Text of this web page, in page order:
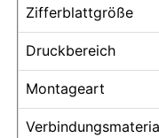
mit Flüssigkeit
Elektrische
Zifferblattgröße
Druckbereich
Montageart